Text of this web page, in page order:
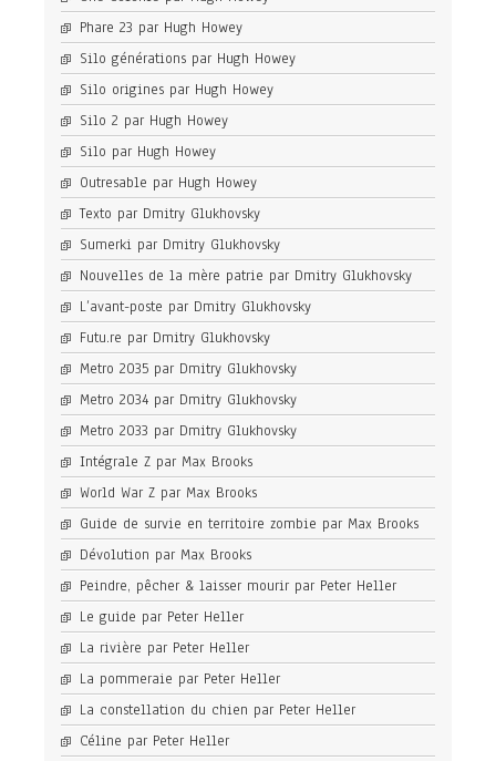
Phare 23 par Hugh Howey
Silo générations par Hugh Howey
Silo origines par Hugh Howey
Silo 2 par Hugh Howey
Silo par Hugh Howey
Outresable par Hugh Howey
Texto par Dmitry Glukhovsky
Sumerki par Dmitry Glukhovsky
Nouvelles de la mère patrie par Dmitry Glukhovsky
L’avant-poste par Dmitry Glukhovsky
Futu.re par Dmitry Glukhovsky
Metro 2035 par Dmitry Glukhovsky
Metro 2034 par Dmitry Glukhovsky
Metro 2033 par Dmitry Glukhovsky
Intégrale Z par Max Brooks
World War Z par Max Brooks
Guide de survie en territoire zombie par Max Brooks
Dévolution par Max Brooks
Peindre, pêcher & laisser mourir par Peter Heller
Le guide par Peter Heller
La rivière par Peter Heller
La pommeraie par Peter Heller
La constellation du chien par Peter Heller
Céline par Peter Heller